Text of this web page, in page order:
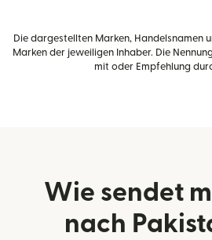
Die dargestellten Marken, Handelsnamen
Marken der jeweiligen Inhaber. Die
mit oder Empfehlung
Wie sendet
nach